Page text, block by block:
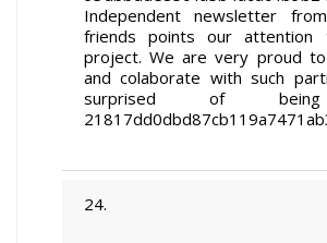
Independent newsletter
friends points our
project. We are very proud to
and colaborate with such
surprised of being